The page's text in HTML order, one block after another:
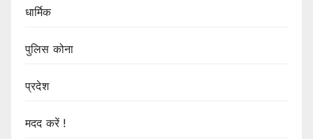
धार्मिक
पुलिस कोना
प्रदेश
मदद करें !